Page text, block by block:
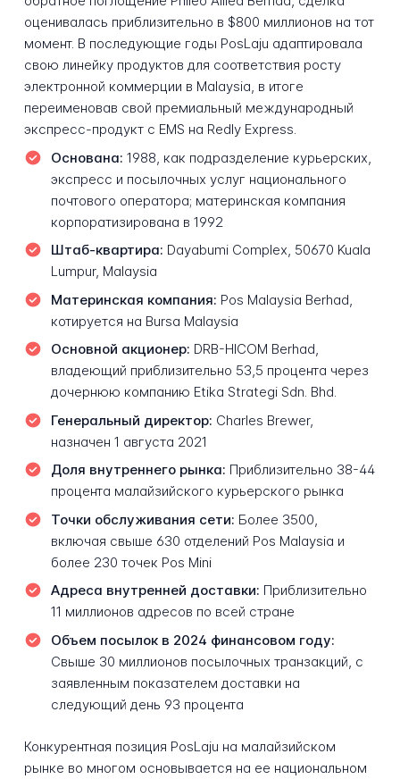
оценивалась приблизительно в $800 миллионов на тот
момент. В последующие годы PosLaju адаптировала
свою линейку продуктов для соответствия росту
электронной коммерции в Malaysia, в итоге
переименовав свой премиальный международный
экспресс-продукт с EMS на Redly Express.
Основана: 1988, как подразделение курьерских,
экспресс и посылочных услуг национального
почтового оператора; материнская компания
корпоратизирована в 1992
Штаб-квартира: Dayabumi Complex, 50670 Kuala
Lumpur, Malaysia
Материнская компания: Pos Malaysia Berhad,
котируется на Bursa Malaysia
Основной акционер: DRB-HICOM Berhad,
владеющий приблизительно 53,5 процента через
дочернюю компанию Etika Strategi Sdn. Bhd.
Генеральный директор: Charles Brewer,
назначен 1 августа 2021
Доля внутреннего рынка: Приблизительно 38-44
процента малайзийского курьерского рынка
Точки обслуживания сети: Более 3500,
включая свыше 630 отделений Pos Malaysia и
более 230 точек Pos Mini
Адреса внутренней доставки: Приблизительно
11 миллионов адресов по всей стране
Объем посылок в 2024 финансовом году:
Свыше 30 миллионов посылочных транзакций, с
заявленным показателем доставки на
следующий день 93 процента
Конкурентная позиция PosLaju на малайзийском
рынке во многом основывается на ее национальном